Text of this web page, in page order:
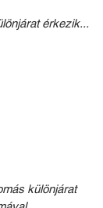
érkezik...
különjárat